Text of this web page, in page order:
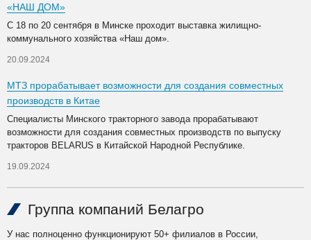
«НАШ ДОМ»
С 18 по 20 сентября в Минске проходит выставка жилищно-
коммунального хозяйства «Наш дом».
20.09.2024
МТЗ прорабатывает возможности для создания совместных
производств в Китае
Специалисты Минского тракторного завода прорабатывают
возможности для создания совместных производств по выпуску
тракторов BELARUS в Китайской Народной Республике.
19.09.2024
Группа компаний Белагро
У нас полноценно функционируют 50+ филиалов в России,